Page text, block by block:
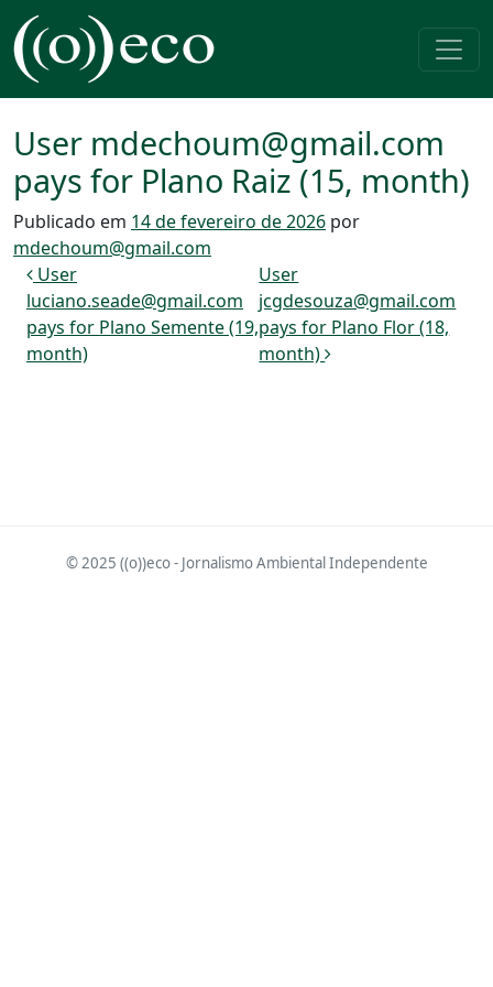
Pular para o conteúdo
Navegação principal
User mdechoum@gmail.com
pays for Plano Raiz (15, month)
Publicado em 14 de fevereiro de 2026 por
mdechoum@gmail.com
Navegação de post
User
luciano.seade@gmail.com
pays for Plano Semente (19,
month)
User
jcgdesouza@gmail.com
pays for Plano Flor (18,
month)
© 2025 ((o))eco - Jornalismo Ambiental Independente